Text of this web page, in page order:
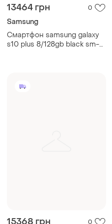
13464 грн 0
Samsung
Смартфон samsung galaxy
s10 plus 8/128gb black sm-
15368 грн 0